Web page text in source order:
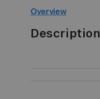
Overview
Description